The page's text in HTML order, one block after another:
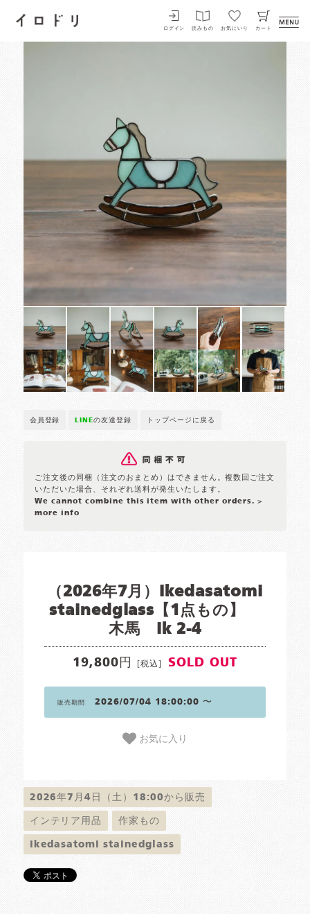
イロドリ
ログイン 読みもの お気にいり カート
会員登録 LINEの友達登録 トップページに戻る
ご注文後の同梱（注文のおまとめ）はできません。複数回ご注文
いただいた場合、それぞれ送料が発生いたします。
We cannot combine this item with other orders. >
more info
（2026年7月）Ikedasatomi
stainedglass【1点もの】
木馬 ik 2-4
19,800円 [税込] SOLD OUT
販売期間 2026/07/04 18:00:00 〜
お気に入り
2026年7月4日（土）18:00から販売
インテリア用品 作家もの
Ikedasatomi stainedglass